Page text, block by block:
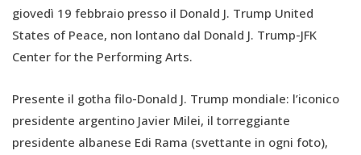
giovedì 19 febbraio presso il Donald J. Trump United
States of Peace, non lontano dal Donald J. Trump-JFK
Center for the Performing Arts.
Presente il gotha filo-Donald J. Trump mondiale: l’iconico
presidente argentino Javier Milei, il torreggiante
presidente albanese Edi Rama (svettante in ogni foto),